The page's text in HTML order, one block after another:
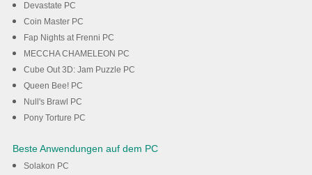
Devastate PC
Coin Master PC
Fap Nights at Frenni PC
MECCHA CHAMELEON PC
Cube Out 3D: Jam Puzzle PC
Queen Bee! PC
Null's Brawl PC
Pony Torture PC
Beste Anwendungen auf dem PC
Solakon PC